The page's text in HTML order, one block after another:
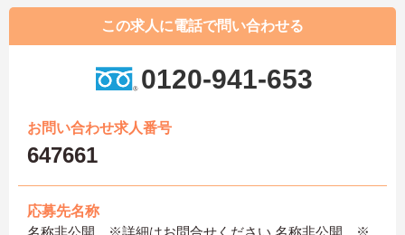
この求人に電話で問い合わせる
0120-941-653
お問い合わせ求人番号
647661
応募先名称